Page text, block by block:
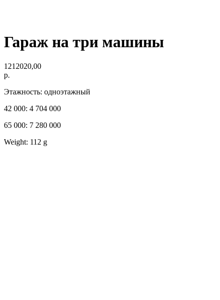
Гараж на три машины
1212020,00
р.
Этажность: одноэтажный
42 000: 4 704 000
65 000: 7 280 000
Weight: 112 g